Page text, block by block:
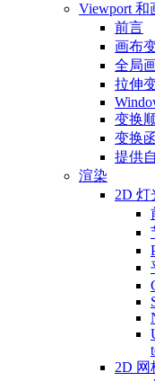
Viewport 和
前言
画布
全局
拉伸
变换
变换
提供
渲染
2D 灯
2D 网